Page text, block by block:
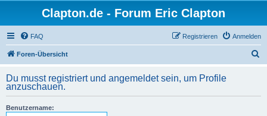
Clapton.de - Forum Eric Clapton
FAQ Anmelden
Registrieren
Foren-Übersicht
h
Du musst registriert und angemeldet sein, um Profile
anzuschauen.
Benutzername: